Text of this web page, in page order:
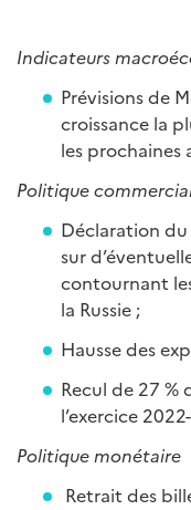
Indicateurs
Prévisions de
croissance la
les prochaines
Politique
Déclaration
sur
contournant
la Russie ;
Hausse des
Recul de 27 %
l’exercice
Politique monétaire
Retrait des